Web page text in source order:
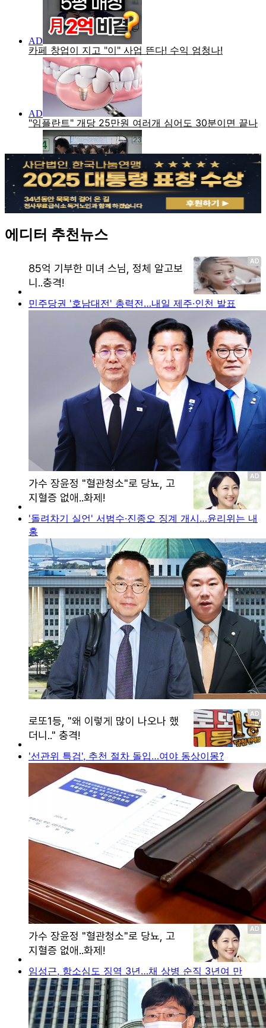
에디터 추천뉴스
민주당권 '호남대전' 총력전…내일 제주·인천 발표
'돌려차기 실언' 서범수·진종오 징계 개시…윤리위는 내
홍
'선관위 특검', 추천 절차 돌입…여야 동상이몽?
임성근, 항소심도 징역 3년…채 상병 순직 3년여 만